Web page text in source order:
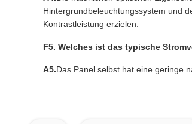
Hintergrundbeleuchtungssystem und
Kontrastleistung erzielen.
F5. Welches ist das typische
A5.Das Panel selbst hat eine geringe